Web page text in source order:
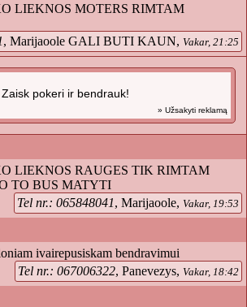
LIEKNOS MOTERS RIMTAM
, Marijaoole GALI BUTI KAUN, Vakar, 21:25
Zaisk pokeri ir bendrauk!
» Užsakyti reklamą
LIEKNOS RAUGES TIK RIMTAM
TO BUS MATYTI
Tel nr.: 065848041, Marijaoole, Vakar, 19:53
ivairepusiskam bendravimui
Tel nr.: 067006322, Panevezys, Vakar, 18:42